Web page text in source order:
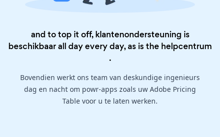
and to top it off, klantenondersteuning is
beschikbaar all day every day, as is the helpcentrum
.
Bovendien werkt ons team van deskundige ingenieurs
dag en nacht om powr-apps zoals uw Adobe Pricing
Table voor u te laten werken.